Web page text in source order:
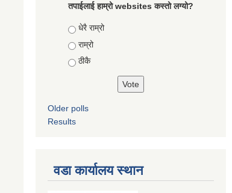
तपाईलाई हाम्रो websites कस्तो लग्यो?
Choices
धेरै राम्रो
राम्रो
ठीकै
Older polls
Results
वडा कार्यालय स्थान